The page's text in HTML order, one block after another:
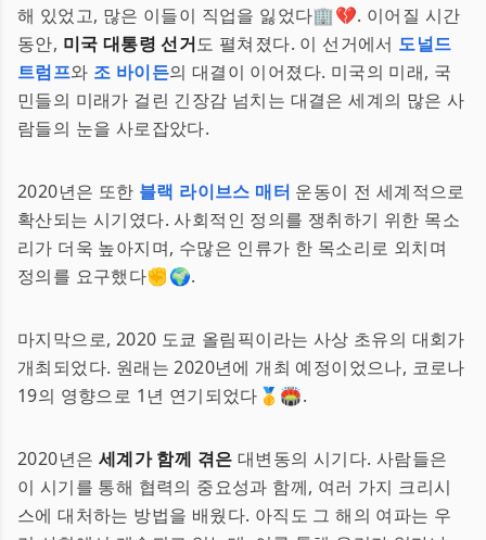
해 있었고, 많은 이들이 직업을 잃었다🏢💔. 이어질 시간
동안, 미국 대통령 선거도 펼쳐졌다. 이 선거에서 도널드
트럼프와 조 바이든의 대결이 이어졌다. 미국의 미래, 국
민들의 미래가 걸린 긴장감 넘치는 대결은 세계의 많은 사
람들의 눈을 사로잡았다.
2020년은 또한 블랙 라이브스 매터 운동이 전 세계적으로
확산되는 시기였다. 사회적인 정의를 쟁취하기 위한 목소
리가 더욱 높아지며, 수많은 인류가 한 목소리로 외치며
정의를 요구했다✊🌍.
마지막으로, 2020 도쿄 올림픽이라는 사상 초유의 대회가
개최되었다. 원래는 2020년에 개최 예정이었으나, 코로나
19의 영향으로 1년 연기되었다🥇🏟️.
2020년은 세계가 함께 겪은 대변동의 시기다. 사람들은
이 시기를 통해 협력의 중요성과 함께, 여러 가지 크리시
스에 대처하는 방법을 배웠다. 아직도 그 해의 여파는 우